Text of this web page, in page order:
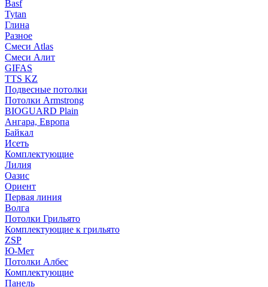
Basf
Tytan
Глина
Разное
Смеси Atlas
Смеси Алит
GIFAS
TTS KZ
Подвесные потолки
Потолки Armstrong
BIOGUARD Plain
Ангара, Европа
Байкал
Исеть
Комплектующие
Лилия
Оазис
Ориент
Первая линия
Волга
Потолки Грильято
Комплектующие к грильято
ZSP
Ю-Мет
Потолки Албес
Комплектующие
Панель